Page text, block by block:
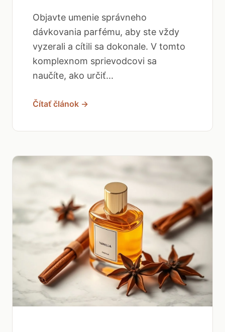
Objavte umenie správneho
dávkovania parfému, aby ste vždy
vyzerali a cítili sa dokonale. V tomto
komplexnom sprievodcovi sa
naučíte, ako určiť...
Čítať článok →